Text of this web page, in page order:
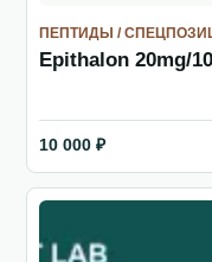
ПЕПТИДЫ /
Epithalon 20mg/
10 000 ₽